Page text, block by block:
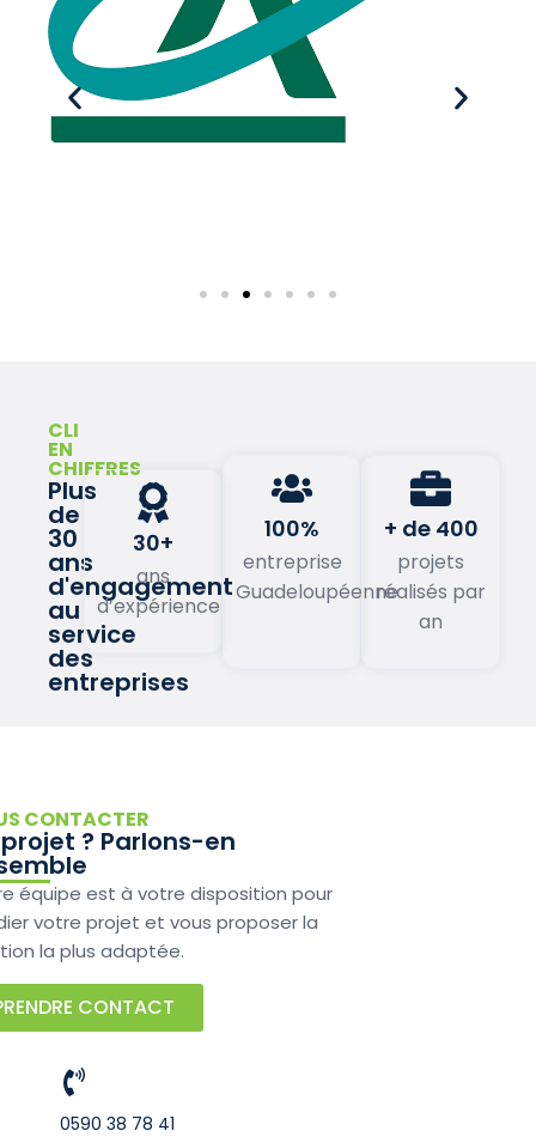
CLI
EN
CHIFFRES
Plus
de
30
ans
d'engagement
au
service
des
entreprises
30+
ans
d’expérience
100%
entreprise
Guadeloupéenne
+ de 400
projets
réalisés par
an
CONTACTER
? Parlons-en
équipe est à votre disposition pour
votre projet et vous proposer la
la plus adaptée.
CONTACT
0590 38 78 41